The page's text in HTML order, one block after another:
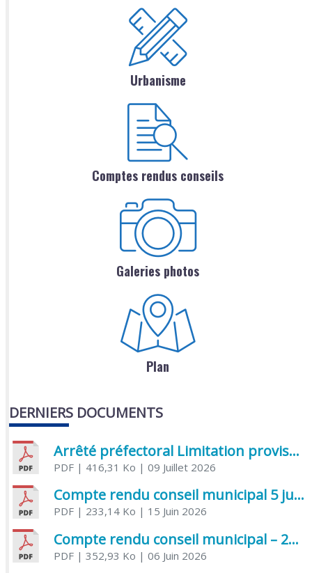
Urbanisme
Comptes rendus conseils
Galeries photos
Plan
DERNIERS DOCUMENTS
Arrêté préfectoral Limitation provisoire des usages de l’eau
PDF| 416,31 Ko | 09 Juillet 2026
Compte rendu conseil municipal 5 juin 2026 sénatoriale
PDF| 233,14 Ko | 15 Juin 2026
Compte rendu conseil municipal – 21 avril 2026
PDF| 352,93 Ko | 06 Juin 2026